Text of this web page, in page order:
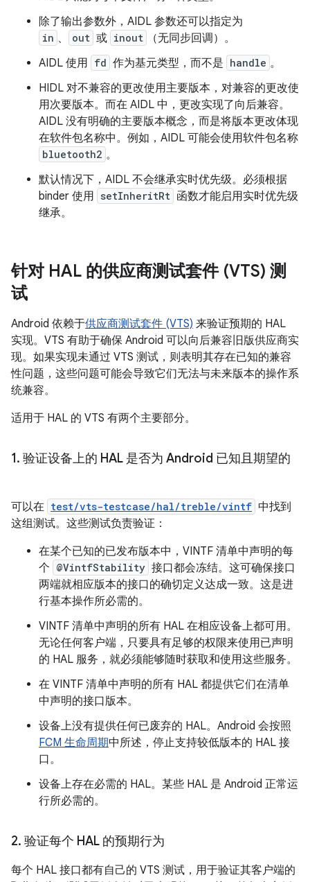
除了输出参数外，AIDL 参数还可以指定为
in 、 out 或 inout
（无同步回调）。
AIDL 使用 fd 作为基元类型，而不是 handle 。
HIDL 对不兼容的更改使用主要版本，对兼容的更改使
用次要版本。而在 AIDL 中，更改实现了向后兼容。
AIDL 没有明确的主要版本概念，而是将版本更改体现
在软件包名称中。例如，AIDL 可能会使用软件包名称
bluetooth2 。
默认情况下，AIDL 不会继承实时优先级。必须根据
binder 使用 setInheritRt 函数才能启用实时优先级
继承。
针对 HAL 的供应商测试套件 (VTS) 测
试
Android 依赖于供应商测试套件 (VTS) 来验证预期的 HAL
实现。VTS 有助于确保 Android 可以向后兼容旧版供应商实
现。如果实现未通过 VTS 测试，则表明其存在已知的兼容
性问题，这些问题可能会导致它们无法与未来版本的操作系
统兼容。
适用于 HAL 的 VTS 有两个主要部分。
1. 验证设备上的 HAL 是否为 Android 已知且期望的
可以在 test/vts-testcase/hal/treble/vintf 中找到
这组测试。这些测试负责验证：
在某个已知的已发布版本中，VINTF 清单中声明的每
个 @VintfStability 接口都会冻结。这可确保接口
两端就相应版本的接口的确切定义达成一致。这是进
行基本操作所必需的。
VINTF 清单中声明的所有 HAL 在相应设备上都可用。
无论任何客户端，只要具有足够的权限来使用已声明
的 HAL 服务，就必须能够随时获取和使用这些服务。
在 VINTF 清单中声明的所有 HAL 都提供它们在清单
中声明的接口版本。
设备上没有提供任何已废弃的 HAL。Android 会按照
FCM 生命周期中所述，停止支持较低版本的 HAL 接
口。
设备上存在必需的 HAL。某些 HAL 是 Android 正常运
行所必需的。
2. 验证每个 HAL 的预期行为
每个 HAL 接口都有自己的 VTS 测试，用于验证其客户端的